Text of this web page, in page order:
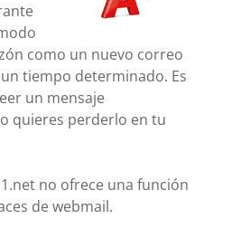
como un nuevo correo
tiempo determinado. Es
un mensaje
quieres perderlo en tu
no ofrece una función
de webmail.